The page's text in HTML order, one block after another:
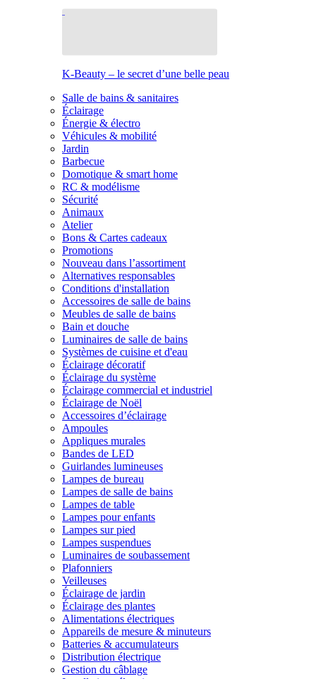
K-Beauty – le secret d’une belle peau
Salle de bains & sanitaires
Éclairage
Énergie & électro
Véhicules & mobilité
Jardin
Barbecue
Domotique & smart home
RC & modélisme
Sécurité
Animaux
Atelier
Bons & Cartes cadeaux
Promotions
Nouveau dans l’assortiment
Alternatives responsables
Conditions d'installation
Accessoires de salle de bains
Meubles de salle de bains
Bain et douche
Luminaires de salle de bains
Systèmes de cuisine et d'eau
Éclairage décoratif
Éclairage du système
Éclairage commercial et industriel
Éclairage de Noël
Accessoires d’éclairage
Ampoules
Appliques murales
Bandes de LED
Guirlandes lumineuses
Lampes de bureau
Lampes de salle de bains
Lampes de table
Lampes pour enfants
Lampes sur pied
Lampes suspendues
Luminaires de soubassement
Plafonniers
Veilleuses
Éclairage de jardin
Éclairage des plantes
Alimentations électriques
Appareils de mesure & minuteurs
Batteries & accumulateurs
Distribution électrique
Gestion du câblage